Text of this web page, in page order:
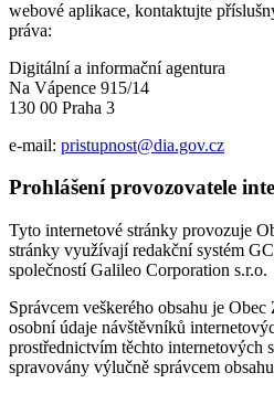
webové aplikace, kontaktujte
práva:
Digitální a informační agentura
Na Vápence 915/14
130 00 Praha 3
e-mail: pristupnost@dia.gov.cz
Prohlášení provozovatele
Tyto internetové stránky provozuje
stránky využívají redakční systém
společností Galileo Corporation s.r.o.
Správcem veškerého obsahu je
osobní údaje návštěvníků
prostřednictvím těchto internetových
spravovány výlučně správcem